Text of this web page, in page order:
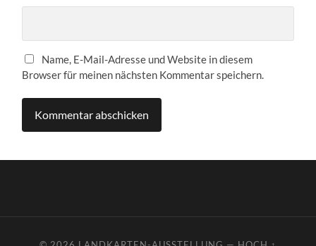
Name, E-Mail-Adresse und Website in diesem
Browser für meinen nächsten Kommentar speichern.